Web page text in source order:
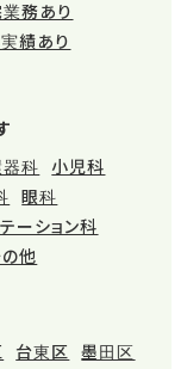
務あり
績あり
科
小児科
眼科
ーション科
他
台東区
墨田区